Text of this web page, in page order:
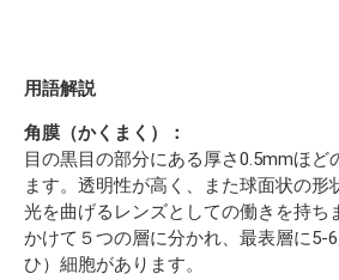
用語解説
角膜（かくまく）：
目の黒目の部分にある厚さ0.5mmほど
ます。透明性が高く、また球面状の形
光を曲げるレンズとしての働きを持ち
かけて５つの層に分かれ、最表層に5-
ひ）細胞があります。